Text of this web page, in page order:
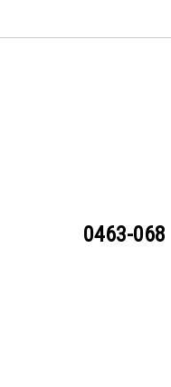
068-0463